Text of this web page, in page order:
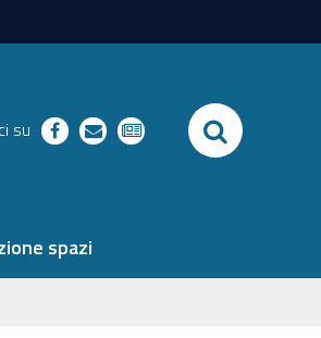
su facebookrichiestenewsletter SEARCH
spazi